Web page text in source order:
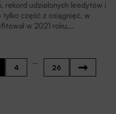
rekord udzielonych kredytów i
część z osiągnięć, w
w 2021 roku,
4
…
26